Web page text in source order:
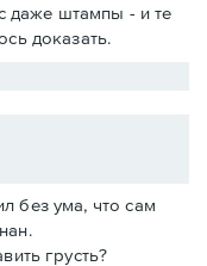
даже штампы - и те
доказать.
без ума, что сам
грусть?